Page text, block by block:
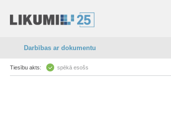
Darbības ar dokumentu
Tiesību akts: spēkā esošs